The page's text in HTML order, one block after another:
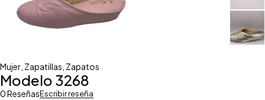
Mujer Zapatillas Zapatos
Modelo 3268
0 ReseñasEscribir reseña